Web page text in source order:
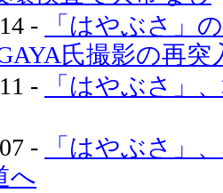
-
「はやぶさ」
氏撮影の再突
-
「はやぶさ」
-
「はやぶさ」
へ